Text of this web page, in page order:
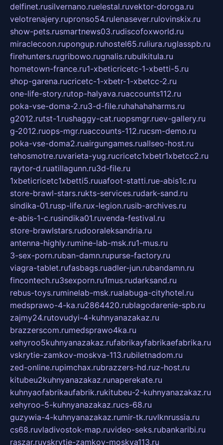
delfinet.rusilvernano.ruelestal.ruvektor-doroga.ru
velotrenajery.rupronso54.rulenasever.rulovinskix.ru
show-pets.rusmartnews03.rudiscofoxworld.ru
miraclecoon.rupongup.ruhostel65.ruliura.ruglasspb.ru
firehunters.rugribowo.rugnalis.rubulkitula.ru
hometown-france.ru1-xbeticricetc-1-xbetti-5.ru
shop-garena.rucricetc-1-xbetr-1-xbetcc-2.ru
one-life-story.rutop-halyava.ruaccounts112.ru
poka-vse-doma-2.ru3-d-file.ruhahahaharms.ru
g2012.rutst-1.rushaggy-cat.ruopsmgr.ruev-gallery.ru
g-2012.ruops-mgr.ruaccounts-112.rucsm-demo.ru
poka-vse-doma2.ruairgungames.ruallseo-host.ru
tehosmotre.ruvarieta-yug.rucricetc1xbetr1xbetcc2.ru
raytor-d.ruatillagunn.ru3d-file.ru
1xbeticricetc1xbetti5.ruuafoot-statti.rue-abis1c.ru
store-brawl-stars.rukts-services.rudark-sand.ru
sindika-01.rusp-life.rux-legion.rusib-archives.ru
e-abis-1-c.rusindika01.ruvenda-festival.ru
store-brawlstars.rudooraleksandria.ru
antenna-highly.rumine-lab-msk.ru1-mus.ru
3-sex-porn.ruban-damn.rupurse-factory.ru
viagra-tablet.rufasbags.ruadler-jun.rubandamn.ru
fincontech.ru3sexporn.ru1mus.rudarksand.ru
rebus-toys.ruminelab-msk.rualabuga-cityhotel.ru
medsprawo-4-ka.ru2864420.rublagodarenie-spb.ru
zajmy24.rutovudyi-4-kuhnyanazakaz.ru
brazzerscom.rumedsprawo4ka.ru
xehyroo5kuhnyanazakaz.rufabrikayfabrikaefabrika.ru
vskrytie-zamkov-moskva-113.rubiletnadom.ru
zed-online.rupimchax.rubrazzers-hd.ruz-host.ru
kitubeu2kuhnyanazakaz.runaperekate.ru
kuhnyaofabrikaufabrik.rukitubeu-2-kuhnyanazakaz.ru
xehyroo-5-kuhnyanazakaz.rucs-68.ru
guzywia-4-kuhnyanazakaz.rumir-tk.ruvlknrussia.ru
cs68.ruvladivostok-map.ruvideo-seks.rubankaribi.ru
raszar.ruvskrytie-zamkov-moskva113.ru